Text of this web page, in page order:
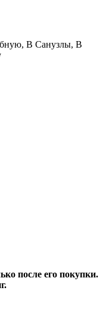
В Санузлы, В
после его покупки.